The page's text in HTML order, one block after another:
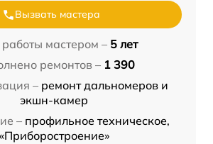
Вызвать мастера
мастером – 5 лет
ремонтов – 1 390
– ремонт дальномеров и
экшн-камер
– профильное техническое,
«Приборостроение»